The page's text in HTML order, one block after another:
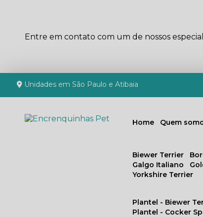
Entre em contato com um de nossos
Unidades em São Paulo e Atibaia
Home Quem
Plantel - Biewer
Plantel - Cocker
Biewer Terrier
Galgo Italiano
Yorkshire Terrier